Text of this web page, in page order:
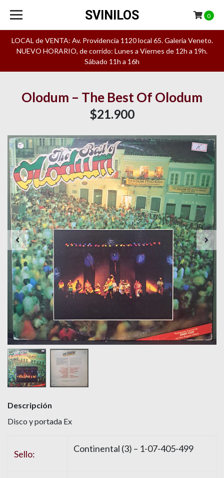
LOCAL de VENTA: Av. Providencia 1120 local 65. Galeria Veneto.
NUEVO HORARIO, de corrido: Lunes a Viernes de 12h a 19h.
Sábado 11h a 16h
SVINILOS 0
Olodum – The Best Of Olodum
$21.900
Descripción
Disco y portada Ex
Sello: Continental (3) – 1-07-405-499